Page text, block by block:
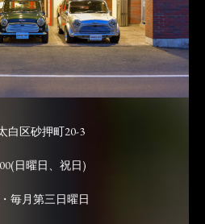
白区砂押町20-3
日曜日、祝日)
毎月第三日曜日